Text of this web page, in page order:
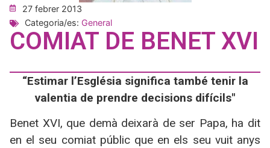
27 febrer 2013
Categoria/es: General
COMIAT DE BENET XVI
“Estimar l’Església significa també tenir la
valentia de prendre decisions difícils"
Benet XVI, que demà deixarà de ser Papa, ha dit
en el seu comiat públic que en els seu vuit anys